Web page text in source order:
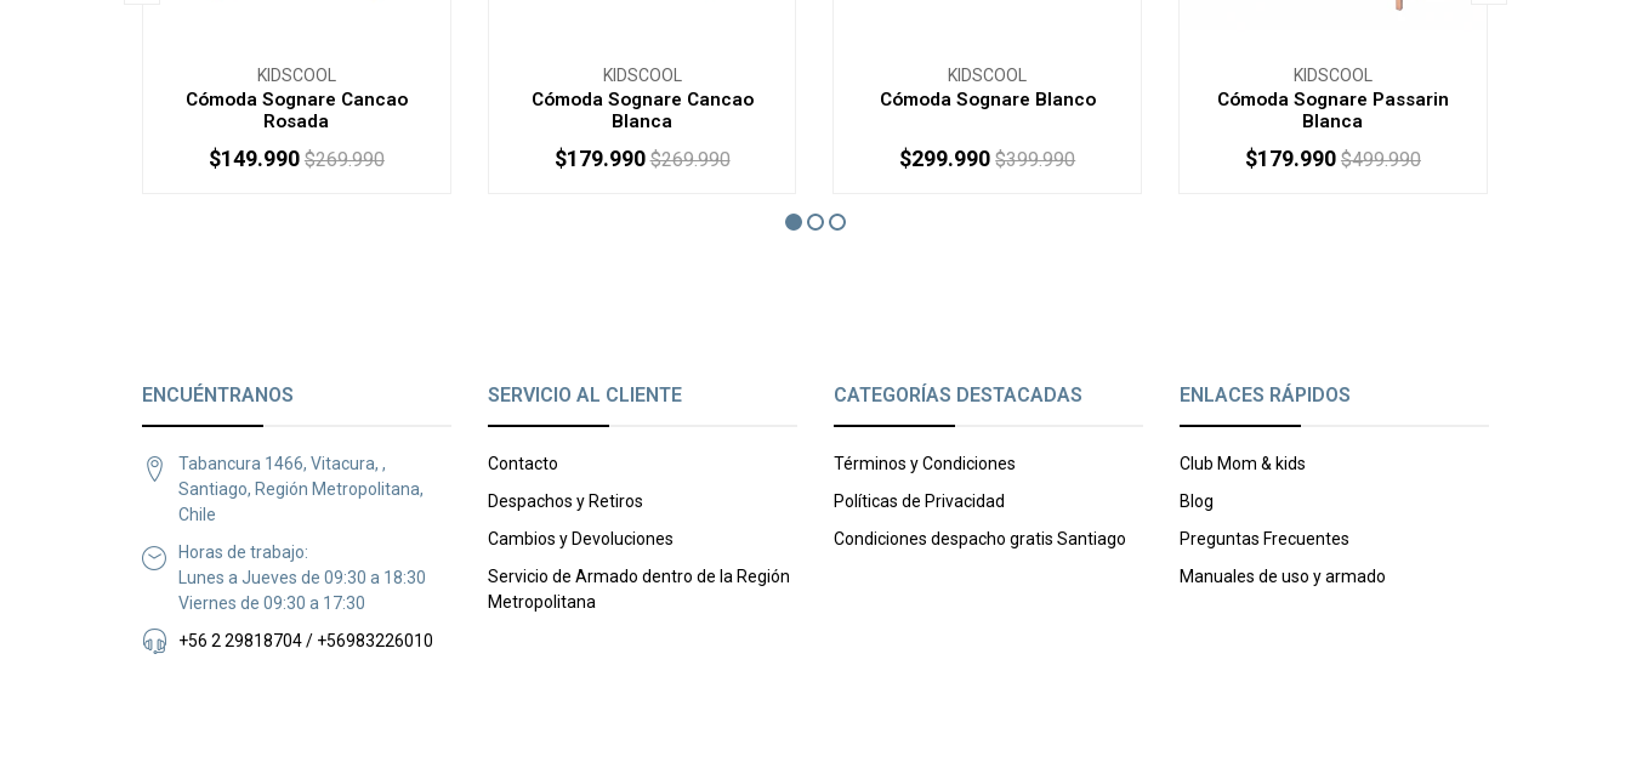
KIDSCOOL
Cómoda Sognare Cancao
Rosada
$149.990 $269.990
KIDSCOOL
Cómoda Sognare Cancao
Blanca
AGOTADO
$179.990 $269.990
KIDSCOOL
Cómoda Sognare Blanco
AGOTADO
$299.990 $399.990
KIDSCOOL
Cómoda Sognare Passarin
Blanca
AGOTADO
$179.990 $499.990
ENCUÉNTRANOS
Tabancura 1466, Vitacura, ,
Santiago, Región Metropolitana,
Chile
Horas de trabajo:
Lunes a Jueves de 09:30 a 18:30
Viernes de 09:30 a 17:30
+56 2 29818704 / +56983226010
SERVICIO AL CLIENTE
Contacto
Despachos y Retiros
Cambios y Devoluciones
Servicio de Armado dentro de la Región
Metropolitana
CATEGORÍAS DESTACADAS
Términos y Condiciones
Políticas de Privacidad
Condiciones despacho gratis Santiago
ENLACES RÁPIDOS
Club Mom & kids
Blog
Preguntas Frecuentes
Manuales de uso y armado